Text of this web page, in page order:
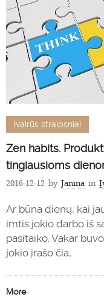
Įvairūs straipsniai
Zen habits.
tingiausioms
2016-12-12 by Janina in
Ar būna dienų, kai
imtis jokio darbo iš
pasitaiko. Vakar
jokio įrašo čia,
More